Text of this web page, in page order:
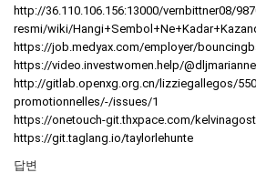
http://36.110.106.156:13000/vernbittner08/
resmi/wiki/
https://job.medyax.com/employer/
https://video.investwomen.help/
http://gitlab.openxg.org.cn/lizziegallegos/
promotionnelles/-/issues/1
https://onetouch-git.thxpace.com/
https://git.taglang.io/taylorlehunte
답변